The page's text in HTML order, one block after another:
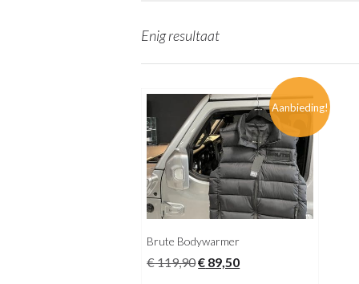
Enig resultaat
Aanbieding!
Brute Bodywarmer
€119,90Oorspronkelijke
€ 89,50Huidige